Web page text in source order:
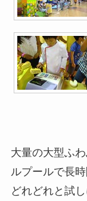
大量の大型ふ
ルプールで長
どれどれと試